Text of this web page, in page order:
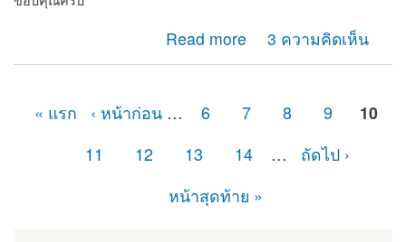
Read more
about path ไม่ชี้ไปที่ไฟล์ปลายทาง แต่เลื่อนเม้าส์ไปวาง
สามารถแสดงชื่อไฟล์ได้ถูกต้อง
3 ความคิดเห็น
หน้า« แรก ‹ หน้าก่อน … 6 7 8 9
10
11
12 13 14 …
ถัดไป ›
หน้าสุดท้าย »